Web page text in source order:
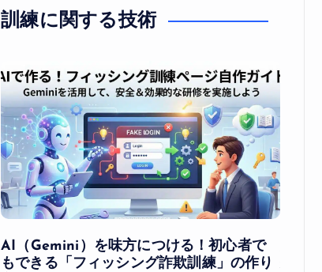
訓練に関する技術
AI（Gemini）を味方につける！初心者で
もできる「フィッシング詐欺訓練」の作り